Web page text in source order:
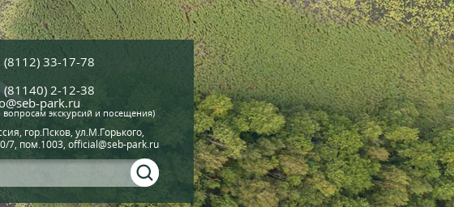
(8112) 33-17-78
(81140) 2-12-38
park.ru
вопросам экскурсий и посещения)
гор.Псков, ул.М.Горького,
7, пом.1003, official@seb-park.ru